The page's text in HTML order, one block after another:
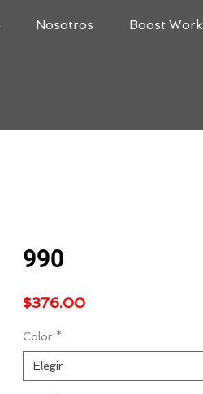
Nosotros Boost Work
990
$376.00Precio
Color *
Elegir